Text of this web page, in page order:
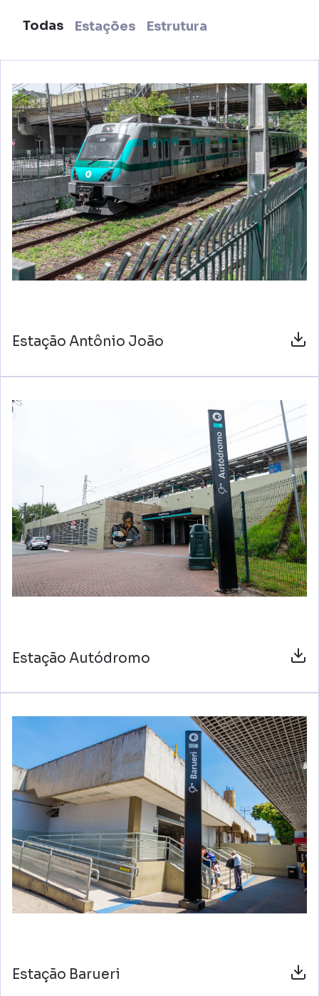
Todas Estações Estrutura
Estação Antônio João
Estação Autódromo
Estação Barueri